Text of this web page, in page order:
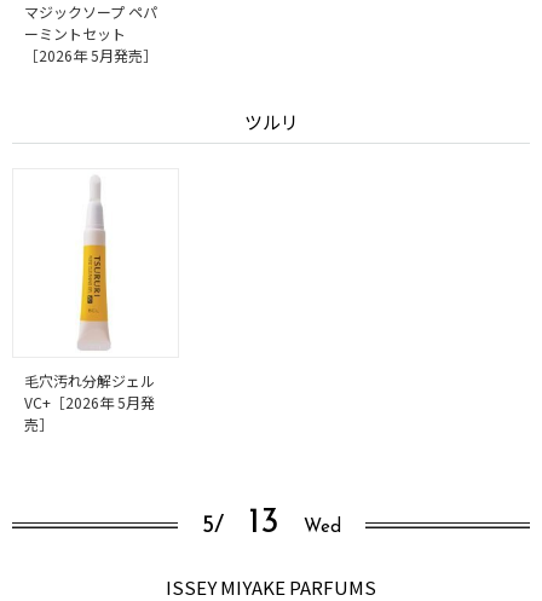
マジックソープ ペパ
ーミントセット
［2026年 5月発売］
ツルリ
毛穴汚れ分解ジェル
VC+［2026年 5月発
売］
5/ 13 Wed
ISSEY MIYAKE PARFUMS